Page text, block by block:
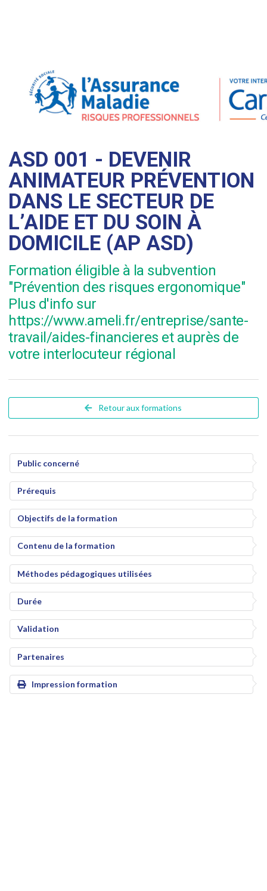
ASD 001 - DEVENIR
ANIMATEUR PRÉVENTION
DANS LE SECTEUR DE
L’AIDE ET DU SOIN À
DOMICILE (AP ASD)
Formation éligible à la subvention
"Prévention des risques ergonomique"
Plus d'info sur
https://www.ameli.fr/entreprise/sante-
travail/aides-financieres et auprès de
votre interlocuteur régional
Retour aux formations
Public concerné
Prérequis
Objectifs de la formation
Contenu de la formation
Méthodes pédagogiques utilisées
Durée
Validation
Partenaires
Impression formation